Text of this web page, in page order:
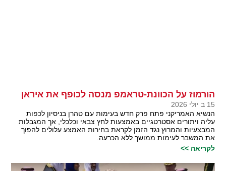
הורמוז על הכוונת-טראמפ מנסה לכופף את איראן
15 ב יולי 2026
הנשיא האמריקני פתח פרק חדש בעימות עם טהרן בניסיון לכפות
עליה ויתורים אסטרטגיים באמצעות לחץ צבאי וכלכלי, אך המגבלות
המבצעיות והמרוץ נגד הזמן לקראת בחירות האמצע עלולים להפוך
את המשבר לעימות ממושך ללא הכרעה.
לקריאה >>